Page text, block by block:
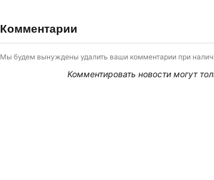
Комментарии
Мы будем вынуждены удалить ваши комментарии при
Комментировать новости могут